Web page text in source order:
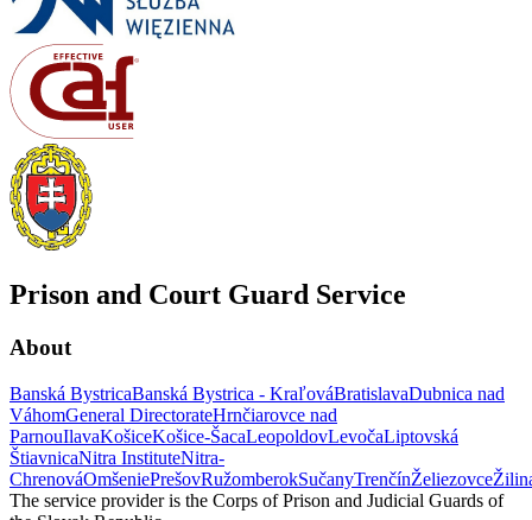
Prison and Court Guard Service
About
Banská BystricaBanská Bystrica - KraľováBratislavaDubnica nad
VáhomGeneral DirectorateHrnčiarovce nad
ParnouIlavaKošiceKošice-ŠacaLeopoldovLevočaLiptovská
ŠtiavnicaNitra InstituteNitra-
ChrenováOmšeniePrešovRužomberokSučanyTrenčínŽeliezovce
The service provider is the Corps of Prison and Judicial Guards of